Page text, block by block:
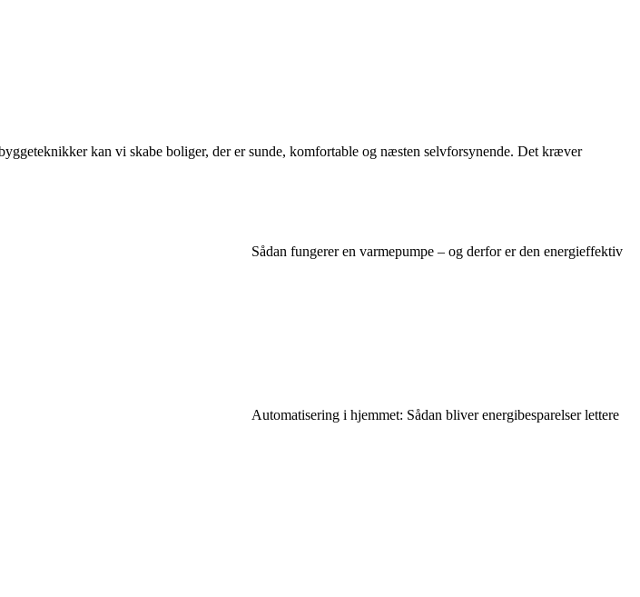
kan vi skabe boliger, der er sunde, komfortable og næsten selvforsynende. Det kræver
Sådan fungerer en varmepumpe – og derfor er den energieffektiv
Automatisering i hjemmet: Sådan bliver energibesparelser lettere